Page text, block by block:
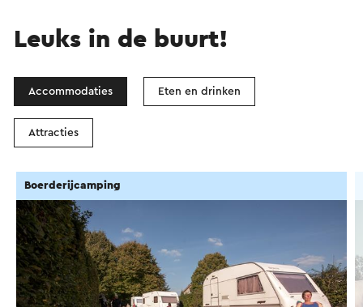
Leuks in de buurt!
Accommodaties Eten en drinken
Attracties
Boerderijcamping